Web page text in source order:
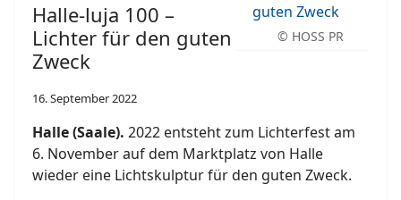
© HOSS PR
Halle-luja 100 –
Lichter für den guten
Zweck
16. September 2022
Halle (Saale). 2022 entsteht zum Lichterfest am
6. November auf dem Marktplatz von Halle
wieder eine Lichtskulptur für den guten Zweck.